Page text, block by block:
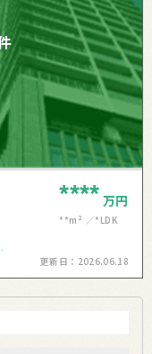
**** 万円
**m² *LDK
更新日： 2026.06.18